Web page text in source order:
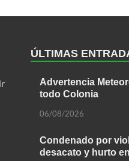
ÚLTIMAS
Advertencia
todo Colonia
06/08/2026
Condenado por
desacato y hurto